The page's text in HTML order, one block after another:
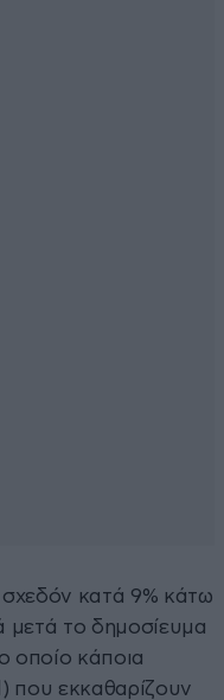
κατά 9% κάτω
μετά το δημοσίευμα
οποίο κάποια
που εκκαθαρίζουν